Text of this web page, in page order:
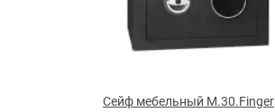
Сейф мебельный